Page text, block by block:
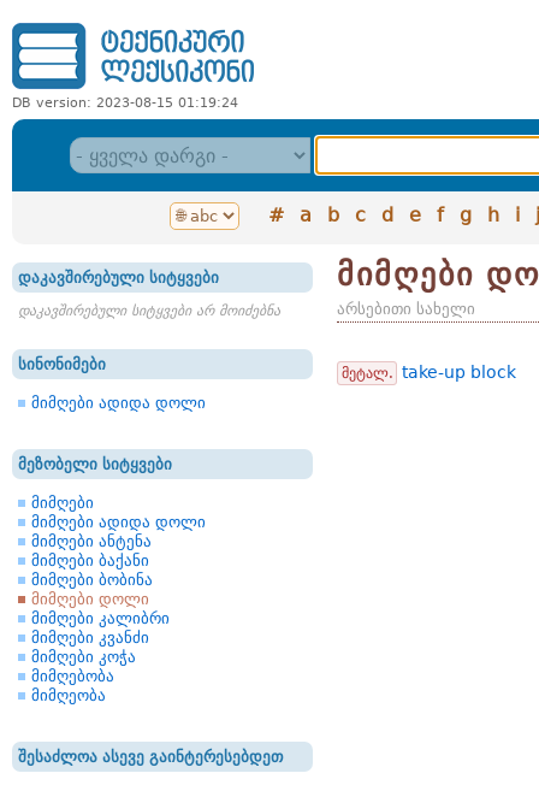
DB version: 2023-08-15 01:19:24
# a b c d e f g h i j
დაკავშირებული სიტყვები
დაკავშირებული სიტყვები არ მოიძებნა
სინონიმები
მიმღები ადიდა დოლი
მეზობელი სიტყვები
მიმღები
მიმღები ადიდა დოლი
მიმღები ანტენა
მიმღები ბაქანი
მიმღები ბობინა
მიმღები დოლი
მიმღები კალიბრი
მიმღები კვანძი
მიმღები კოჭა
მიმღებობა
მიმღეობა
შესაძლოა ასევე გაინტერესებდეთ
მიმღები
არსებითი სახელი
მეტალ. take-up block